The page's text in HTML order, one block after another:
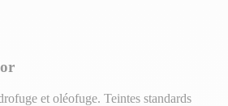
et oléofuge. Teintes standards